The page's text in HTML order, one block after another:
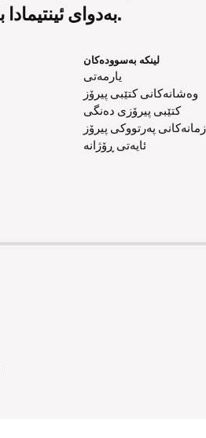
بەدوای ئینتیمادا بگەڕێیت لەگەڵ خودا.
لینکە بەسوودەکان
یارمەتی
وەشانەکانی کتێبی پیرۆز
کتێبی پیرۆزی دەنگی
زمانەکانی پەرتووکی پیرۆز
ئایەتی ڕۆژانە